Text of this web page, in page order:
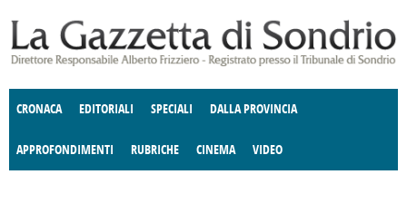
CRONACA EDITORIALI SPECIALI DALLA PROVINCIA
APPROFONDIMENTI RUBRICHE CINEMA VIDEO